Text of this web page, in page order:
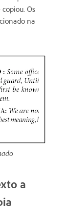
Os
na
a